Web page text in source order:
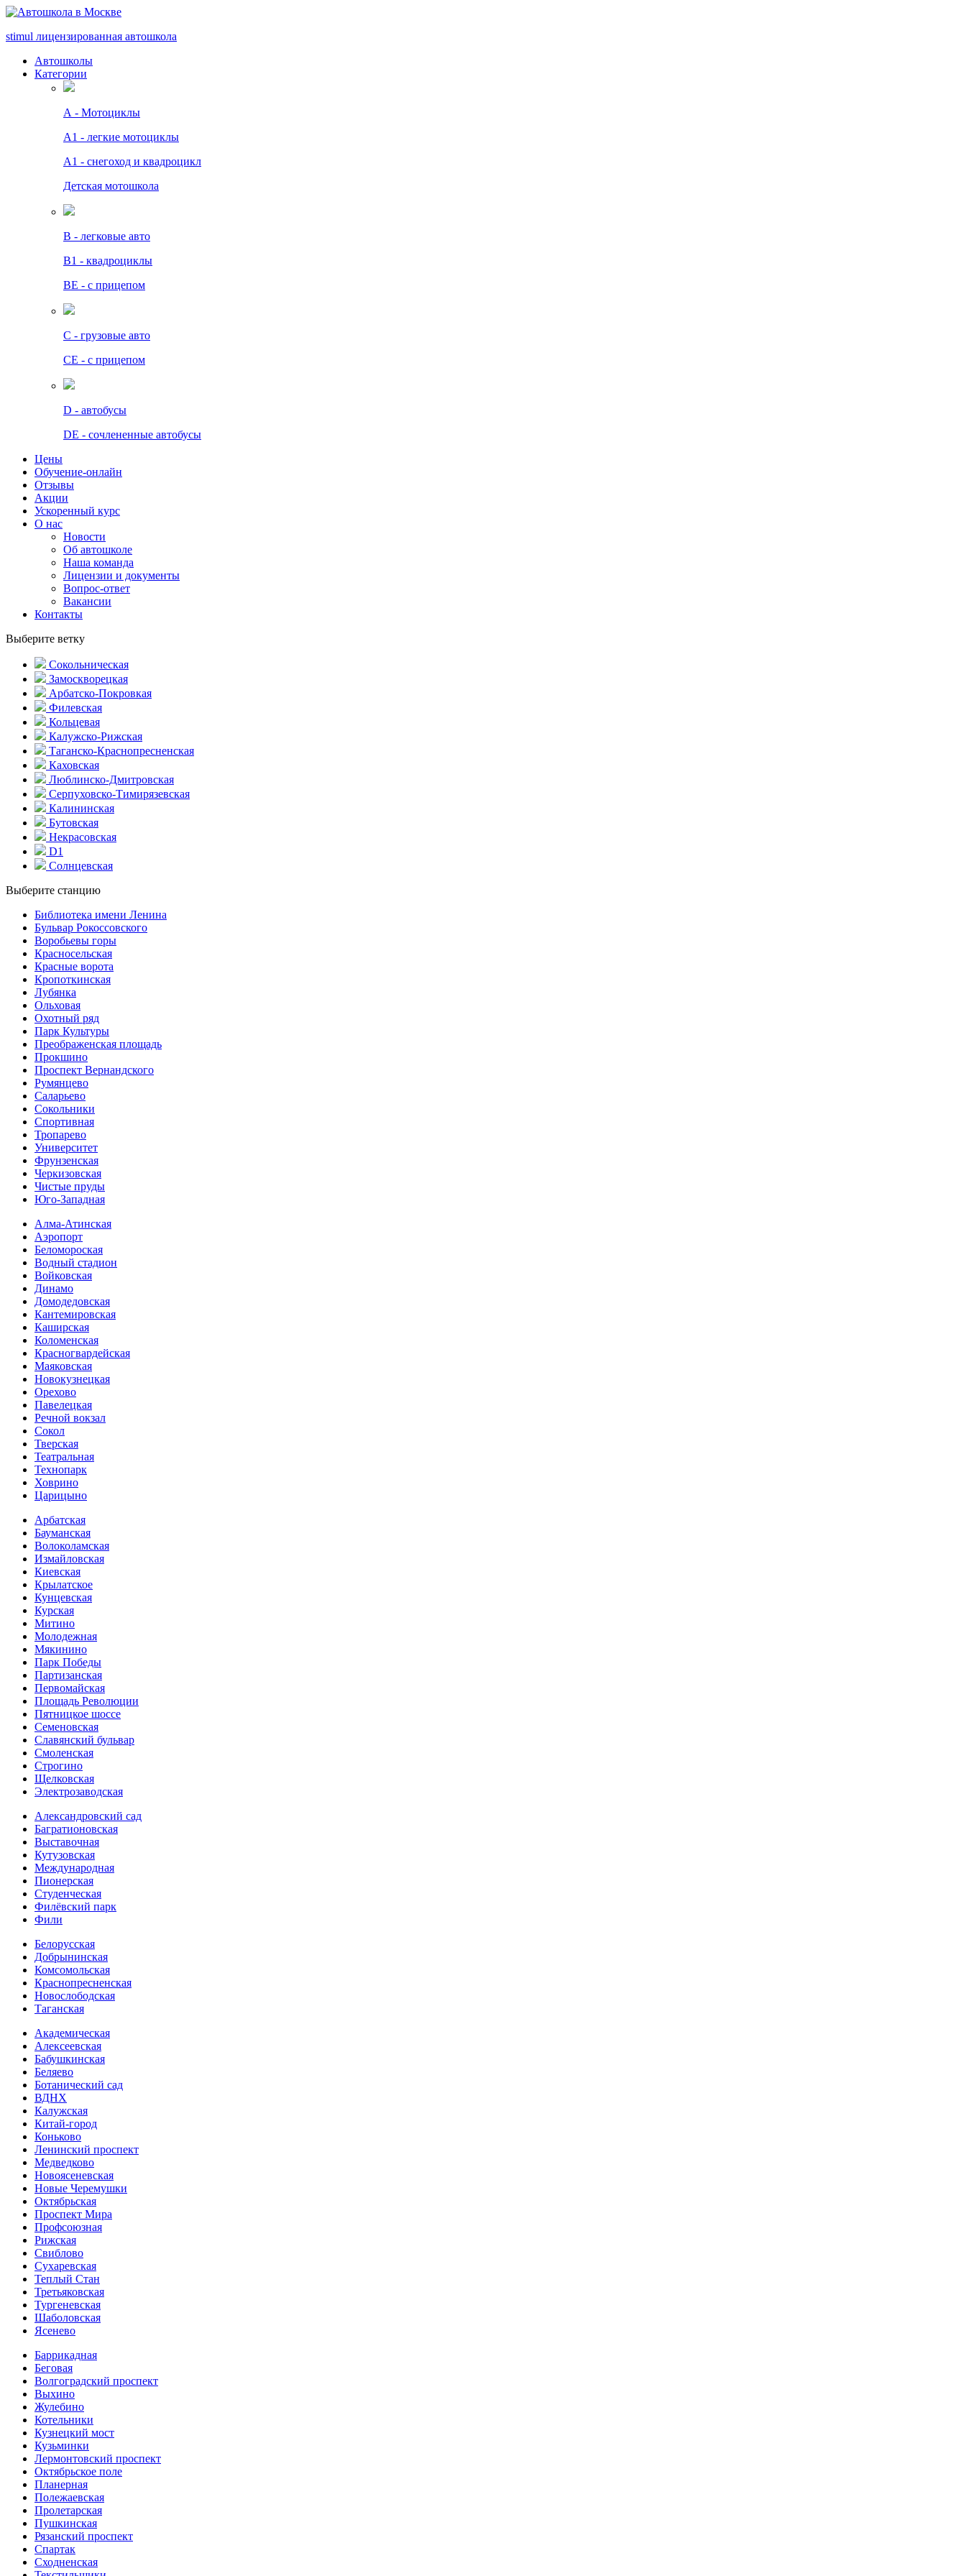
stimul лицензированная автошкола
Автошколы
Категории
А - Мотоциклы
A1 - легкие мотоциклы
A1 - снегоход и квадроцикл
Детская мотошкола
B - легковые авто
В1 - квадроциклы
BE - с прицепом
C - грузовые авто
СЕ - с прицепом
D - автобусы
DE - сочлененные автобусы
Цены
Обучение-онлайн
Отзывы
Акции
Ускоренный курс
О нас
Новости
Об автошколе
Наша команда
Лицензии и документы
Вопрос-ответ
Вакансии
Контакты
Выберите ветку
Сокольническая
Замоскворецкая
Арбатско-Покровкая
Филевская
Кольцевая
Калужско-Рижская
Таганско-Краснопресненская
Каховская
Люблинско-Дмитровская
Серпуховско-Тимирязевская
Калининская
Бутовская
Некрасовская
D1
Солнцевская
Выберите станцию
Библиотека имени Ленина
Бульвар Рокоссовского
Воробьевы горы
Красно­сельская
Красные ворота
Кропоткинс­кая
Лубянка
Ольховая
Охотный ряд
Парк Культуры
Преобра­женская площадь
Прокшино
Проспект Вернандского
Румянцево
Саларьево
Сокольники
Спортивная
Тропарево
Университет
Фрунзенская
Черкизовская
Чистые пруды
Юго-Западная
Алма-Атинская
Аэропорт
Беломороская
Водный стадион
Войковская
Динамо
Домоде­довская
Кантеми­ровская
Каширская
Коломенская
Красногвар­дейская
Маяковская
Новокузнецкая
Орехово
Павелецкая
Речной вокзал
Сокол
Тверская
Театральная
Технопарк
Ховрино
Царицыно
Арбатская
Бауманская
Волоколамская
Измайловская
Киевская
Крылатское
Кунцевская
Курская
Митино
Молодежная
Мякинино
Парк Победы
Партизанская
Первомайская
Площадь Революции
Пятницкое шоссе
Семеновская
Славянский бульвар
Смоленская
Строгино
Щелковская
Электро­заводская
Александ­ровский сад
Багратионовская
Выставочная
Кутузовская
Международная
Пионерская
Студенческая
Филёвский парк
Фили
Белорусская
Добрынинская
Комсо­мольская
Краснопресненская
Новослободская
Таганская
Академическая
Алексеевская
Бабушкинская
Беляево
Ботанический сад
ВДНХ
Калужская
Китай-город
Коньково
Ленинский проспект
Медведково
Новоясе­невская
Новые Черемушки
Октябрьская
Проспект Мира
Профсоюзная
Рижская
Свиблово
Сухаревская
Теплый Стан
Третьяковская
Тургеневская
Шаболовская
Ясенево
Баррикадная
Беговая
Волгоградский проспект
Выхино
Жулебино
Котельники
Кузнецкий мост
Кузьминки
Лермонтовский проспект
Октябрьское поле
Планерная
Полежаевская
Пролетарская
Пушкинская
Рязанский проспект
Спартак
Сходненская